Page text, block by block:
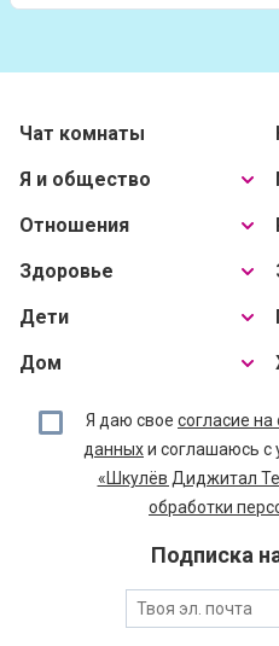
Чат комнаты
Я и общество
Отношения
Здоровье
Дети
Дом
Я даю свое согласие
данныхи соглашаюсь с
«Шкулёв Диджитал
обработки
Подписка